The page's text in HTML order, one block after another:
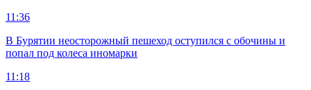
11:36
В Бурятии неосторожный пешеход оступился с обочины и
попал под колеса иномарки
11:18